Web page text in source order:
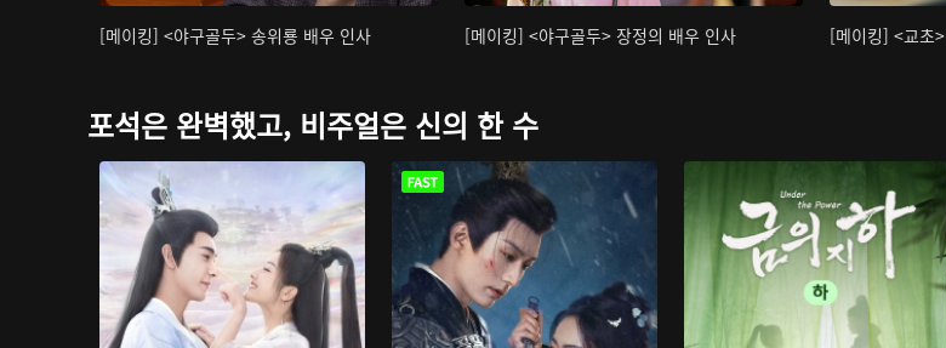
[메이킹] <야구골두> 송위룡 배우 인사 [메이킹] <야구골두> 장정의 배우 인사 [메이킹] <교초
포석은 완벽했고, 비주얼은 신의 한 수